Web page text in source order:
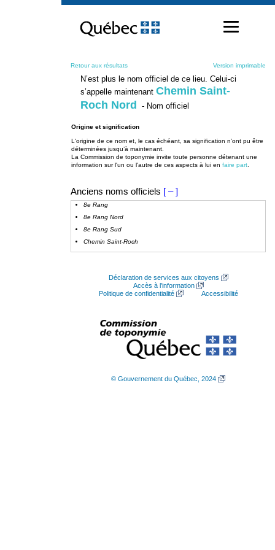
contenu
Retour aux résultats Version imprimable
N’est plus le nom officiel de ce lieu. Celui-ci
s’appelle maintenant Chemin Saint-
Roch Nord
- Nom officiel
Origine et signification
L'origine de ce nom et, le cas échéant, sa signification n’ont pu être
déterminées jusqu’à maintenant.
La Commission de toponymie invite toute personne détenant une
information sur l'un ou l'autre de ces aspects à lui en faire part
Anciens noms officiels [ – ]
8e Rang
8e Rang Nord
8e Rang Sud
Chemin Saint-Roch
Déclaration de services aux citoyens
Accès à l’information
Politique de confidentialité
Accessibilité
© Gouvernement du Québec, 2024